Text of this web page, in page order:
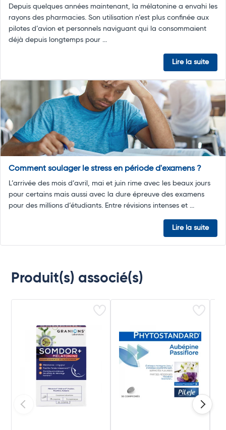
Depuis quelques années maintenant, la mélatonine a envahi les
rayons des pharmacies. Son utilisation n’est plus confinée aux
pilotes d’avion et personnels naviguant qui la consommaient
déjà depuis longtemps pour ...
Lire la suite
Comment soulager le stress en période d'examens ?
L’arrivée des mois d’avril, mai et juin rime avec les beaux jours
pour certains mais aussi avec la dure épreuve des examens
pour des millions d’étudiants. Entre révisions intenses et ...
Lire la suite
Produit(s) associé(s)